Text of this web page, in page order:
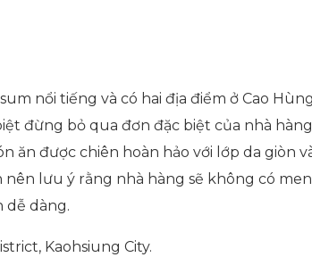
nổi tiếng và có hai địa điểm ở Cao
đừng bỏ qua đơn đặc biệt của nhà
ăn được chiên hoàn hảo với lớp da giòn
nên lưu ý rằng nhà hàng sẽ không có
dễ dàng.
Kaohsiung City.